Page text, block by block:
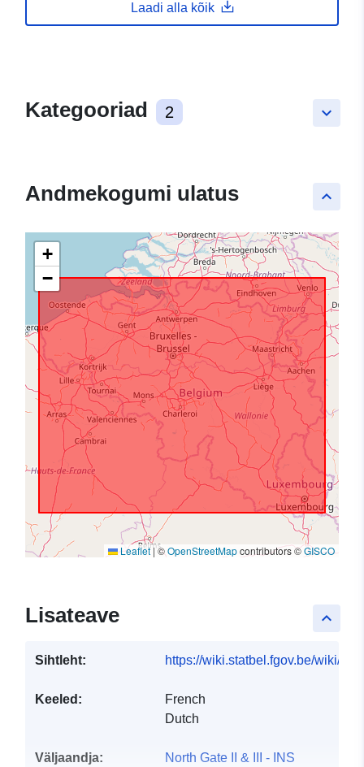
Laadi alla kõik
keyboard_arrow_down
Kategooriad 2
keyboard_arrow_up
Andmekogumi ulatus
+
−
Leaflet|©OpenStreetMapcontributors ©GISCO
keyboard_arrow_up
Lisateave
Sihtleht: https://wiki.statbel.fgov.be/wiki/
Keeled:
French
Dutch
Väljaandja: North Gate II & III - INS